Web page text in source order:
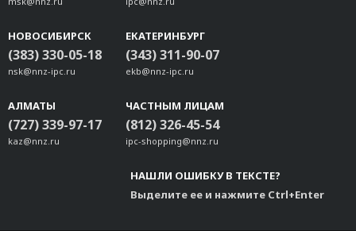
НОВОСИБИРСК
(383) 330-05-18
nsk@nnz-ipc.ru
ЕКАТЕРИНБУРГ
(343) 311-90-07
ekb@nnz-ipc.ru
АЛМАТЫ
(727) 339-97-17
kaz@nnz.ru
ЧАСТНЫМ ЛИЦАМ
(812) 326-45-54
ipc-shopping@nnz.ru
НАШЛИ ОШИБКУ В ТЕКСТЕ?
Выделите ее и нажмите Ctrl+Enter